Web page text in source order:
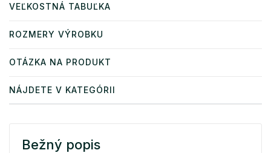
VEĽKOSTNÁ TABUĽKA
ROZMERY VÝROBKU
OTÁZKA NA PRODUKT
NÁJDETE V KATEGÓRII
Bežný popis